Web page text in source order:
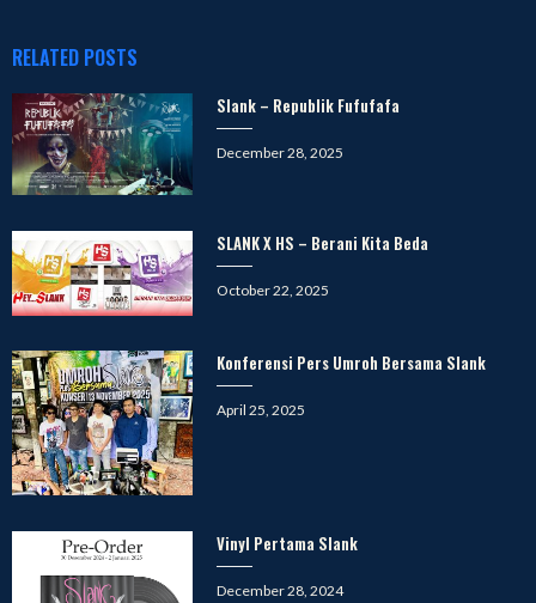
RELATED POSTS
Slank – Republik Fufufafa
Posted
December 28, 2025
SLANK X HS – Berani Kita Beda
Posted
October 22, 2025
Konferensi Pers Umroh Bersama Slank
Posted
April 25, 2025
Vinyl Pertama Slank
Posted
December 28, 2024